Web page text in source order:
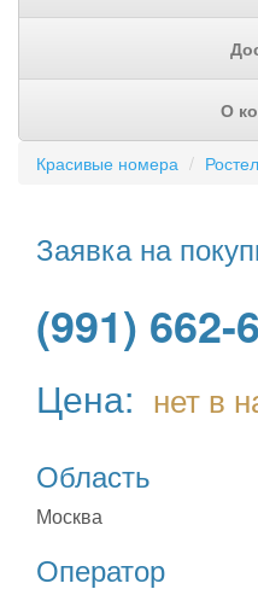
О
Красивые номера
Заявка на
(991) 662-
Цена: нет в
Область
Москва
Оператор